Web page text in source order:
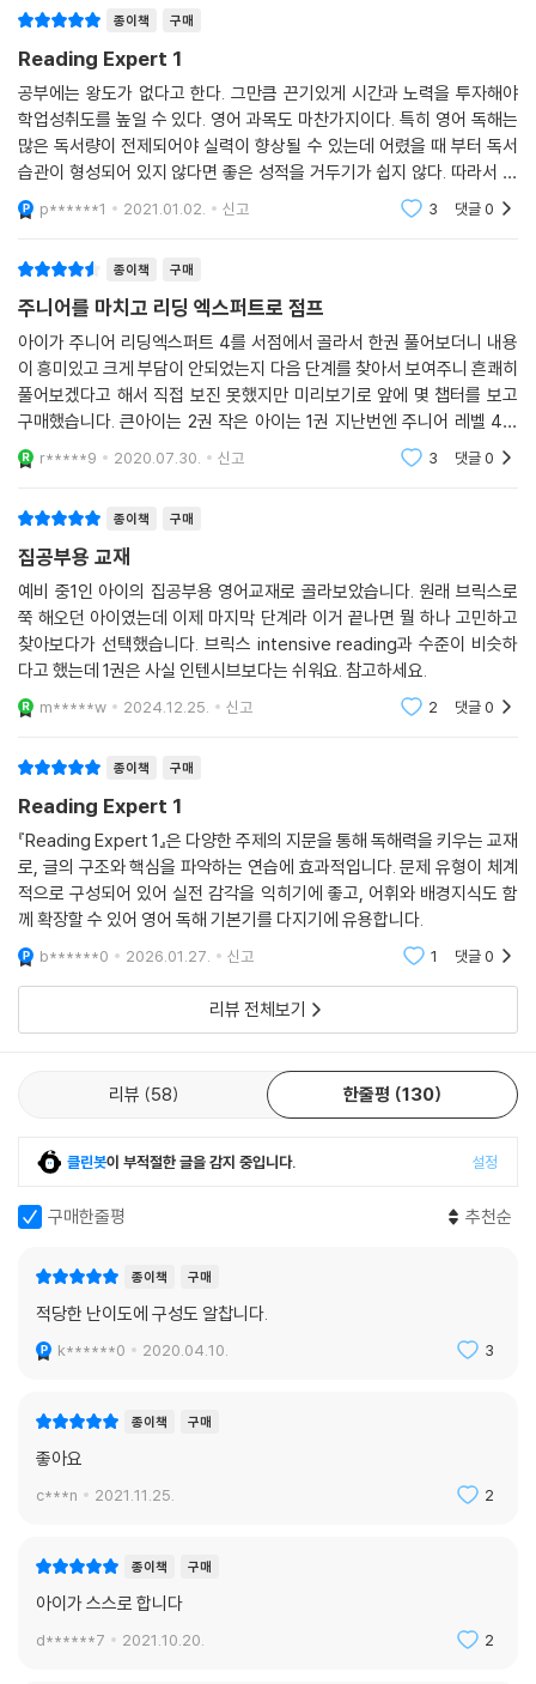
종이책 구매
Reading Expert 1
공부에는 왕도가 없다고 한다. 그만큼 끈기있게 시간과 노력을 투자해야
학업성취도를 높일 수 있다. 영어 과목도 마찬가지이다. 특히 영어 독해는
많은 독서량이 전제되어야 실력이 향상될 수 있는데 어렸을 때 부터 독서
습관이 형성되어 있지 않다면 좋은 성적을 거두기가 쉽지 않다. 따라서 좋
은 지문을 엄선하여 선별적으로 학업을 하는 것이 시간을 절약할 수 있는
유일한 방법
p******1 2021.01.02. 신고 3 댓글0
종이책 구매
주니어를 마치고 리딩 엑스퍼트로 점프
아이가 주니어 리딩엑스퍼트 4를 서점에서 골라서 한권 풀어보더니 내용
이 흥미있고 크게 부담이 안되었는지 다음 단계를 찾아서 보여주니 흔쾌히
풀어보겠다고 해서 직접 보진 못했지만 미리보기로 앞에 몇 챕터를 보고
구매했습니다. 큰아이는 2권 작은 아이는 1권 지난번엔 주니어 레벨 4를
같이 했더니 자꾸 심리적으로 경쟁하는 거 같아서 물론 좋은 부분도 있겠
지만 큰 아이가 자존
r*****9 2020.07.30. 신고 3 댓글0
종이책 구매
집공부용 교재
예비 중1인 아이의 집공부용 영어교재로 골라보았습니다. 원래 브릭스로
쭉 해오던 아이였는데 이제 마지막 단계라 이거 끝나면 뭘 하나 고민하고
찾아보다가 선택했습니다. 브릭스 intensive reading과 수준이 비슷하
다고 했는데 1권은 사실 인텐시브보다는 쉬워요. 참고하세요.
m*****w 2024.12.25. 신고 2 댓글0
종이책 구매
Reading Expert 1
『Reading Expert 1』은 다양한 주제의 지문을 통해 독해력을 키우는 교재
로, 글의 구조와 핵심을 파악하는 연습에 효과적입니다. 문제 유형이 체계
적으로 구성되어 있어 실전 감각을 익히기에 좋고, 어휘와 배경지식도 함
께 확장할 수 있어 영어 독해 기본기를 다지기에 유용합니다.
b******0 2026.01.27. 신고 1 댓글0
리뷰 전체보기
리뷰 58 한줄평 130
클린봇이 부적절한 글을 감지 중입니다. 설정
구매한줄평 추천순
종이책 구매
적당한 난이도에 구성도 알찹니다.
k******0 2020.04.10. 3
종이책 구매
좋아요
c***n 2021.11.25. 2
종이책 구매
아이가 스스로 합니다
d******7 2021.10.20. 2